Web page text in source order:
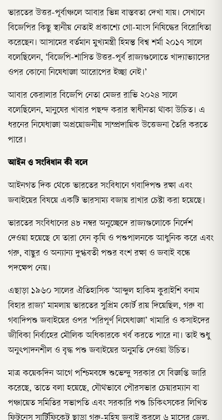
ভারতের উত্তর-পূর্বাঞ্চলে আবার ভিন্ন বাস্তবতা দেখা যায়। সেখানে
বিজেপির কিছু স্থানীয় নেতাই প্রকাশ্যে গো-মাংস নিষিদ্ধের বিরোধিতা
করেছেন। আসামের বর্তমান মুখ্যমন্ত্রী হিমন্ত বিশ্ব শর্মা ২০১৭ সালে
বলেছিলেন, ‘বিজেপি-শাসিত উত্তর-পূর্ব রাজ্যগুলোতে খাদ্যাভ্যাসের
ওপর কোনো নিষেধাজ্ঞা আরোপের ইচ্ছা নেই।’
আবার কেরালার বিজেপি নেতা মেজর রাভি ২০২৪ সালে
বলেছিলেন, মানুষের খাবার পছন্দ করার স্বাধীনতা থাকা উচিত। এ
ধরনের নিষেধাজ্ঞা অপ্রয়োজনীয় সাম্প্রদায়িক উত্তেজনা তৈরি করতে
পারে।
আইন ও সংবিধান কী বলে
আইনগত দিক থেকে ভারতের সংবিধানে গবাদিপশু রক্ষা এবং
জবাইয়ের বিষয়ে একটি ভারসাম্য বজায় রাখার চেষ্টা করা হয়েছে।
ভারতের সংবিধানের ৪৮ নম্বর অনুচ্ছেদে রাজ্যগুলোকে নির্দেশ
দেওয়া হয়েছে যে তারা যেন কৃষি ও পশুপালনকে আধুনিক করে এবং
গরু, বাছুর ও অন্যান্য দুগ্ধবতী পশুর বংশ রক্ষা ও জবাই বন্ধে
পদক্ষেপ নেয়।
এছাড়া ১৯৬০ সালের ঐতিহাসিক ‘আব্দুল হাকিম কুরাইশি বনাম
বিহার রাজ্য’ মামলায় ভারতের সুপ্রিম কোর্ট রায় দিয়েছিল, গরু বা
গবাদিপশু জবাইয়ের ওপর ‘পরিপূর্ণ নিষেধাজ্ঞা’ খামারি ও কসাইদের
জীবিকা নির্বাহের মৌলিক অধিকারকে খর্ব করতে পারে না। তাই শুধু
অনুৎপাদনশীল ও বৃদ্ধ পশু জবাইয়ের অনুমতি দেওয়া উচিত।
মাত্র কয়েকদিন আগে পশ্চিমবঙ্গে শুভেন্দু সরকার যে বিজ্ঞপ্তি জারি
করেছে, তাতে বলা হয়েছে, যৌথভাবে পৌরসভার চেয়ারম্যান বা
পঞ্চায়েত সমিতির সভাপতি এবং সরকারি পশু চিকিৎসকের লিখিত